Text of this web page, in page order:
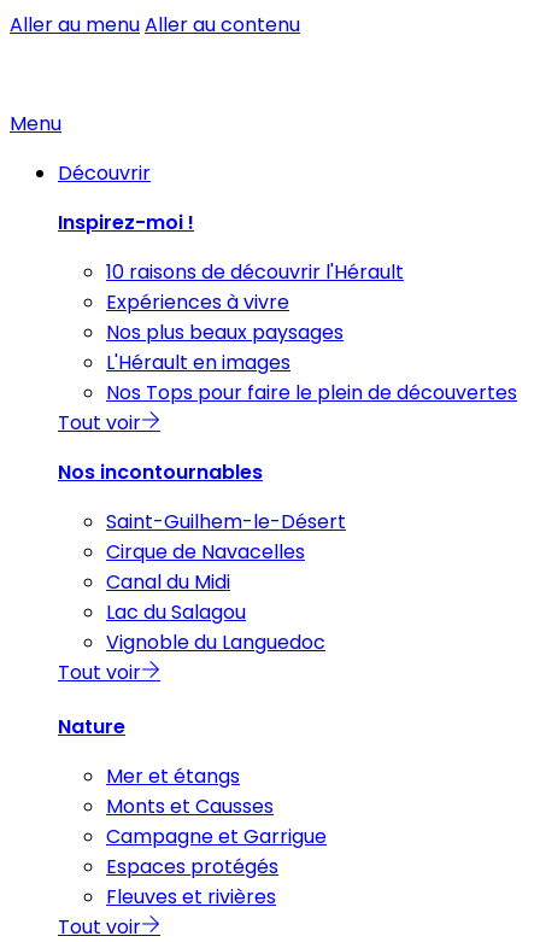
Aller au menuAller au contenu
Menu
Découvrir
Inspirez-moi !
10 raisons de découvrir l'Hérault
Expériences à vivre
Nos plus beaux paysages
L'Hérault en images
Nos Tops pour faire le plein de découvertes
Tout voir
Nos incontournables
Saint-Guilhem-le-Désert
Cirque de Navacelles
Canal du Midi
Lac du Salagou
Vignoble du Languedoc
Tout voir
Nature
Mer et étangs
Monts et Causses
Campagne et Garrigue
Espaces protégés
Fleuves et rivières
Tout voir